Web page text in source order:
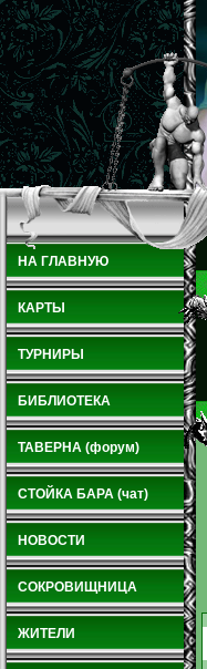
НА ГЛАВНУЮ
КАРТЫ
ТУРНИРЫ
БИБЛИОТЕКА
ТАВЕРНА (форум)
СТОЙКА БАРА (чат)
НОВОСТИ
СОКРОВИЩНИЦА
ЖИТЕЛИ